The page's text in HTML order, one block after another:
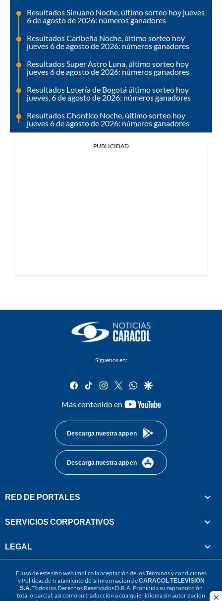
Resultados Sinuano Noche, último sorteo hoy jueves
6 de agosto de 2026: números ganadores
Resultados Caribeña Noche, último sorteo hoy
jueves 6 de agosto de 2026: números ganadores
Resultados Super Astro Luna, último sorteo hoy
jueves 6 de agosto de 2026: números ganadores
Resultados Lotería de Bogotá último sorteo hoy
jueves, 6 de agosto de 2026: números ganadores
Resultados Chontico Noche, último sorteo hoy
jueves 6 de agosto de 2026: números ganadores
PUBLICIDAD
Síguenos en:
facebook
tiktok instagram
twitterwhatsapp
google
Más contenido en
youtube-
Descarga nuestra app en
Descarga nuestra app en
RED DE PORTALES
SERVICIOS CORPORATIVOS
LEGAL
El uso de este sitio web implica la aceptación de losTérminos y condiciones
y Políticas de Tratamiento de la Información deCARACOL TELEVISIÓN
S.A.Todos los Derechos Reservados D.R.A. Prohibida su reproducción
total o parcial, así como su traducción a cualquier idioma sin autorización